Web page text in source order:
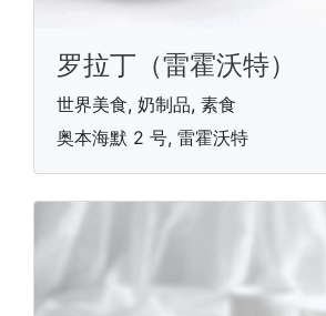
罗拉丁（雷霍沃特）
世界美食, 奶制品, 素食
奥本海默 2 号, 雷霍沃特